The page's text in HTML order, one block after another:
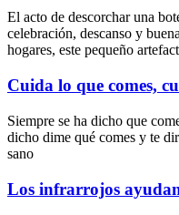
El acto de descorchar una
celebración, descanso y
hogares, este pequeño
Cuida lo que comes,
Siempre se ha dicho que
dicho dime qué comes y te
sano
Los infrarrojos